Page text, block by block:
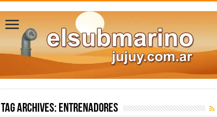
Tag Archives: entrenadores